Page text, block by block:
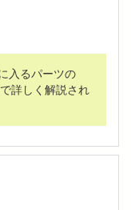
入るパーツの
詳しく解説され